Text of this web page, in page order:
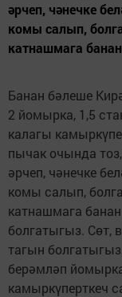
әрчеп, чәнечке
комы салып,
катнашмага
Банан бәлеше
2 йомырка, 1,5
калагы
пычак очында
әрчеп, чәнечке
комы салып,
катнашмага
болгатыгыз. Сөт,
тагын
берәмләп
камыркүперткеч